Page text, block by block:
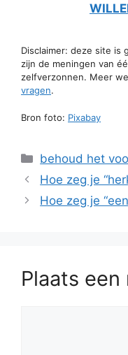
Disclaimer: deze site is
zijn de meningen van
zelfverzonnen. Meer
vragen.
Bron foto: Pixabay
Categorieën
behoud het
Hoe zeg je
Hoe zeg je
Plaats